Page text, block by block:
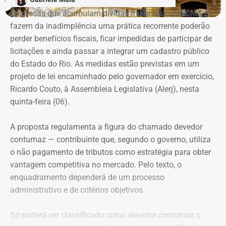
defenderem de casos de violência surgiu do encontro
entre a prática do esporte e a observação de uma
demanda real do cotidiano feminino. O principal gatilho
que muitas sentem é a constatação do medo. Por isso, os
treinamentos vão além dos socos. O foco principal é a
consciência situacional e a capacidade de reação rápida
antes mesmo que o contato físico aconteça”, comenta.
Evolução do patrimônio declarado por Fred Pacheco à Justiça Eleitoral
entre 2012 e 2026, em valores nominais e corrigidos pela inflação (IPCA) –
Tabela: Imagem gerada por IA
Apesar da recuperação, o valor ainda está 16,3% abaixo,
Quando a comparação é feita em valores corrigidos pela
inflação, a diferença chega a 30,1%.
Patrimônio de Fred Pacheco é
composto em sua maioria por
Empresas que acumulam dívidas milionárias de ICMS e
fazem da inadimplência uma prática recorrente poderão
perder benefícios fiscais, ficar impedidas de participar de
licitações e ainda passar a integrar um cadastro público
do Estado do Rio. As medidas estão previstas em um
projeto de lei encaminhado pelo governador em exercício,
Ricardo Couto, à Assembleia Legislativa (Alerj), nesta
quinta-feira (06).
A proposta regulamenta a figura do chamado devedor
contumaz — contribuinte que, segundo o governo, utiliza
o não pagamento de tributos como estratégia para obter
vantagem competitiva no mercado. Pelo texto, o
enquadramento dependerá de um processo
administrativo e de critérios objetivos.
Só poderá ser classificado como devedor contumaz o